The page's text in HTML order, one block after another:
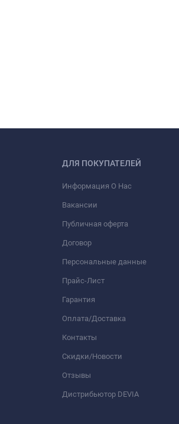
ДЛЯ ПОКУПАТЕЛЕЙ
Информация О Нас
Вакансии
Публичная оферта
Договор
Персональные данные
Прайс-Лист
Гарантия
Оплата/Доставка
Контакты
Скидки/Новости
Отзывы
Дистрибьютор DEVIA